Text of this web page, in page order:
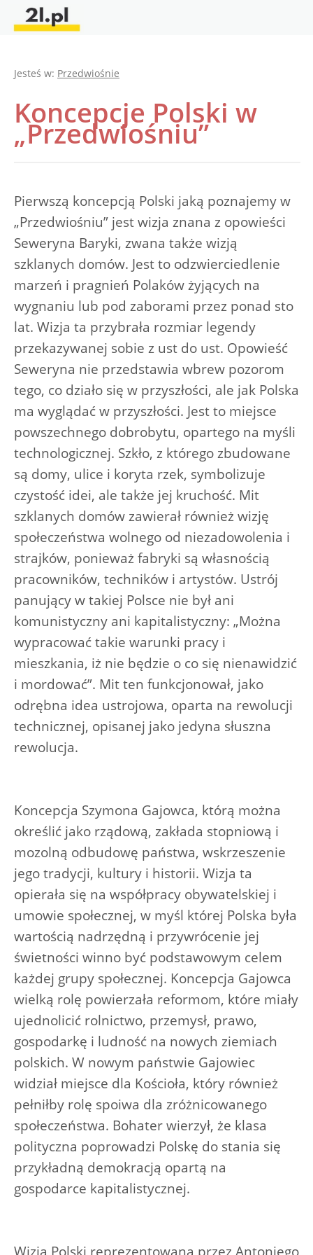
Jesteś w: Przedwiośnie
Koncepcje Polski w
„Przedwiośniu”
Pierwszą koncepcją Polski jaką poznajemy w
„Przedwiośniu” jest wizja znana z opowieści
Seweryna Baryki, zwana także wizją
szklanych domów. Jest to odzwierciedlenie
marzeń i pragnień Polaków żyjących na
wygnaniu lub pod zaborami przez ponad sto
lat. Wizja ta przybrała rozmiar legendy
przekazywanej sobie z ust do ust. Opowieść
Seweryna nie przedstawia wbrew pozorom
tego, co działo się w przyszłości, ale jak Polska
ma wyglądać w przyszłości. Jest to miejsce
powszechnego dobrobytu, opartego na myśli
technologicznej. Szkło, z którego zbudowane
są domy, ulice i koryta rzek, symbolizuje
czystość idei, ale także jej kruchość. Mit
szklanych domów zawierał również wizję
społeczeństwa wolnego od niezadowolenia i
strajków, ponieważ fabryki są własnością
pracowników, techników i artystów. Ustrój
panujący w takiej Polsce nie był ani
komunistyczny ani kapitalistyczny: „Można
wypracować takie warunki pracy i
mieszkania, iż nie będzie o co się nienawidzić
i mordować”. Mit ten funkcjonował, jako
odrębna idea ustrojowa, oparta na rewolucji
technicznej, opisanej jako jedyna słuszna
rewolucja.
Koncepcja Szymona Gajowca, którą można
określić jako rządową, zakłada stopniową i
mozolną odbudowę państwa, wskrzeszenie
jego tradycji, kultury i historii. Wizja ta
opierała się na współpracy obywatelskiej i
umowie społecznej, w myśl której Polska była
wartością nadrzędną i przywrócenie jej
świetności winno być podstawowym celem
każdej grupy społecznej. Koncepcja Gajowca
wielką rolę powierzała reformom, które miały
ujednolicić rolnictwo, przemysł, prawo,
gospodarkę i ludność na nowych ziemiach
polskich. W nowym państwie Gajowiec
widział miejsce dla Kościoła, który również
pełniłby rolę spoiwa dla zróżnicowanego
społeczeństwa. Bohater wierzył, że klasa
polityczna poprowadzi Polskę do stania się
przykładną demokracją opartą na
gospodarce kapitalistycznej.